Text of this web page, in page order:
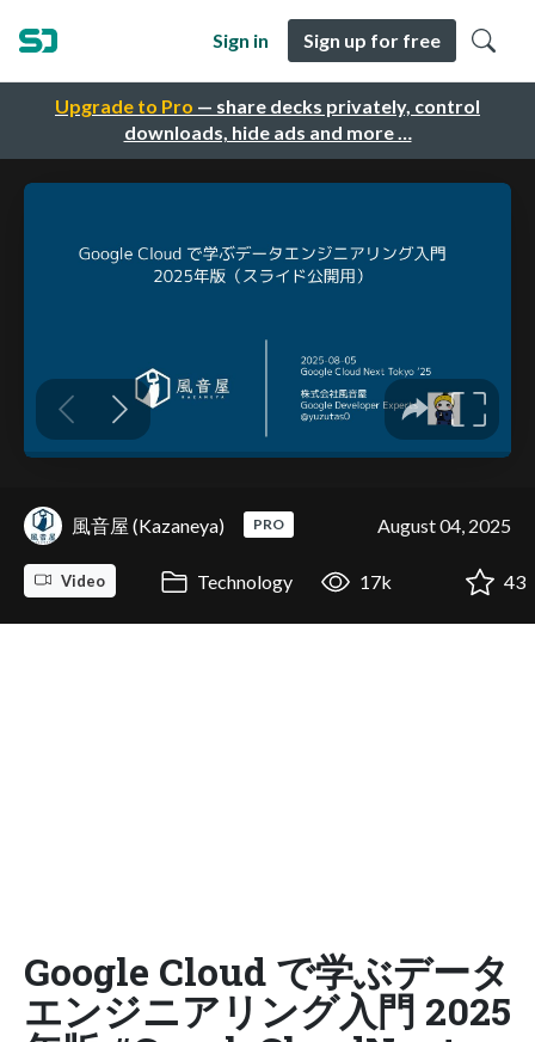
Upgrade to Pro — share decks privately, control
downloads, hide ads and more …
Sign in Sign up for free
風音屋 (Kazaneya) PRO August 04, 2025
Video Technology 17k 43
Google Cloud で学ぶデータ
エンジニアリング入門 2025